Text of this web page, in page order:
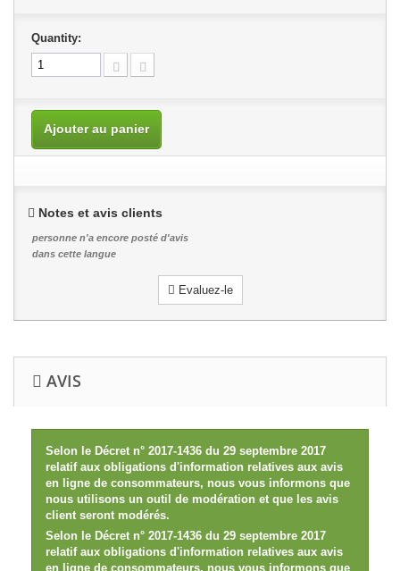
Quantity:
Ajouter au panier
Notes et avis clients
personne n'a encore posté d'avis
dans cette langue
Evaluez-le
AVIS
Selon le Décret n° 2017-1436 du 29 septembre 2017
relatif aux obligations d'information relatives aux avis
en ligne de consommateurs, nous vous informons que
nous utilisons un outil de modération et que les avis
client seront modérés.
Selon le Décret n° 2017-1436 du 29 septembre 2017
relatif aux obligations d'information relatives aux avis
en ligne de consommateurs, nous vous informons que